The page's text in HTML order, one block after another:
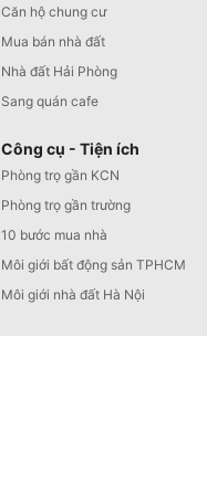
Căn hộ chung cư
Mua bán nhà đất
Nhà đất Hải Phòng
Sang quán cafe
Công cụ - Tiện ích
Phòng trọ gần KCN
Phòng trọ gần trường
10 bước mua nhà
Môi giới bất động sản TPHCM
Môi giới nhà đất Hà Nội